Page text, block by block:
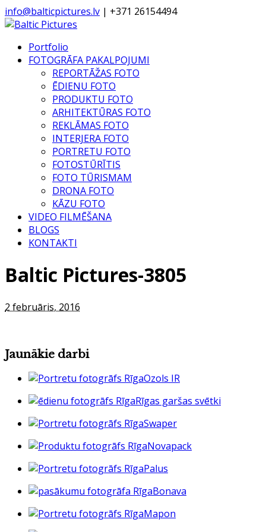
info@balticpictures.lv | +371 26154494
Portfolio
FOTOGRĀFA PAKALPOJUMI
REPORTĀŽAS FOTO
ĒDIENU FOTO
PRODUKTU FOTO
ARHITEKTŪRAS FOTO
REKLĀMAS FOTO
INTERJERA FOTO
PORTRETU FOTO
FOTOSTŪRĪTIS
FOTO TŪRISMAM
DRONA FOTO
KĀZU FOTO
VIDEO FILMĒŠANA
BLOGS
KONTAKTI
Baltic Pictures-3805
2 februāris, 2016
Jaunākie darbi
Ozols IR
Rīgas garšas svētki
Swaper
Novapack
Palus
Bonava
Mapon